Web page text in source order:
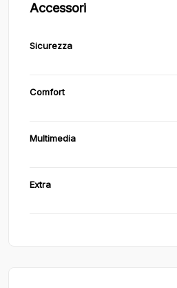
Accessori
Sicurezza
Comfort
Multimedia
Extra